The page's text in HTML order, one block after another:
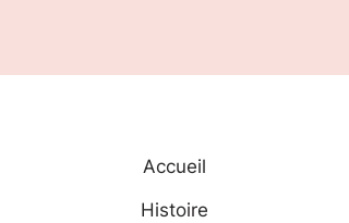
Accueil
Histoire